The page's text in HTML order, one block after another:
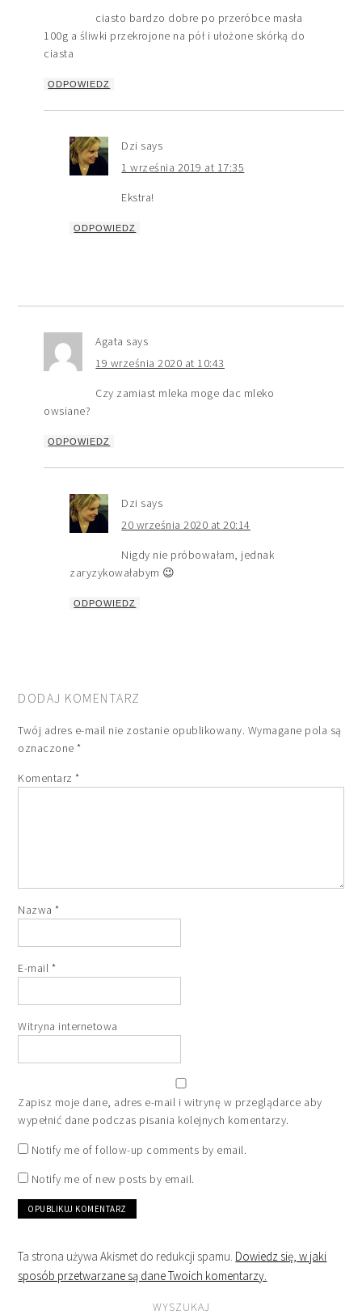
ciasto bardzo dobre po przeróbce masła
100g a śliwki przekrojone na pół i ułożone skórką do
ciasta
ODPOWIEDZ
Dzi says
1 września 2019 at 17:35
Ekstra!
ODPOWIEDZ
Agata says
19 września 2020 at 10:43
Czy zamiast mleka moge dac mleko
owsiane?
ODPOWIEDZ
Dzi says
20 września 2020 at 20:14
Nigdy nie próbowałam, jednak
zaryzykowałabym 😉
ODPOWIEDZ
DODAJ KOMENTARZ
Twój adres e-mail nie zostanie opublikowany. Wymagane pola są
oznaczone*
Komentarz*
Nazwa*
E-mail *
Witryna internetowa
Zapisz moje dane, adres e-mail i witrynę w przeglądarce aby
wypełnić dane podczas pisania kolejnych komentarzy.
Notify me of follow-up comments by email.
Notify me of new posts by email.
Ta strona używa Akismet do redukcji spamu. Dowiedz się, w jaki
sposób przetwarzane są dane Twoich komentarzy.
WYSZUKAJ